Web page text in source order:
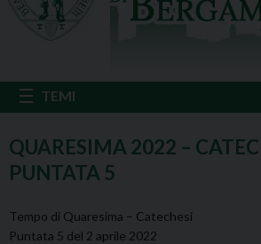
QUARESIMA 2022 –
PUNTATA 5
Tempo di Quaresima – Catechesi
Puntata 5 del 2 aprile 2022